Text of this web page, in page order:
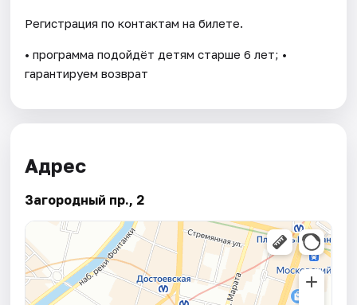
Регистрация по контактам на билете.
• программа подойдёт детям старше 6 лет; •
гарантируем возврат
Адрес
Загородный пр., 2